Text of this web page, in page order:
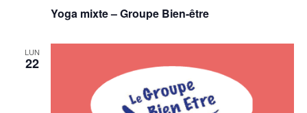
Yoga mixte – Groupe Bien-être
LUN
22